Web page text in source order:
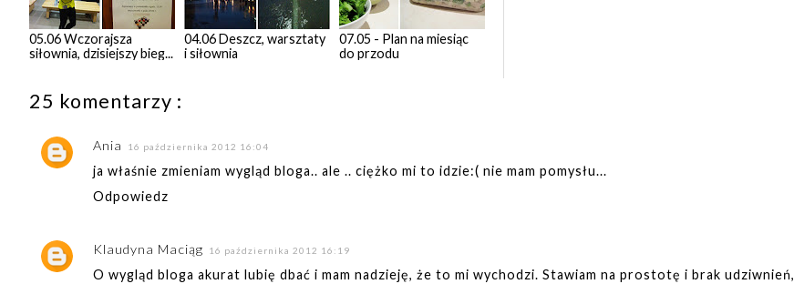
05.06 Wczorajsza
siłownia, dzisiejszy bieg...
04.06 Deszcz, warsztaty
i siłownia
07.05 - Plan na miesiąc
do przodu
25 komentarzy :
Ania 16 października 2012 16:04
ja właśnie zmieniam wygląd bloga.. ale .. ciężko mi to idzie:( nie mam pomysłu...
Odpowiedz
Klaudyna Maciąg 16 października 2012 16:19
O wygląd bloga akurat lubię dbać i mam nadzieję, że to mi wychodzi. Stawiam na prostotę i brak udziwnień,